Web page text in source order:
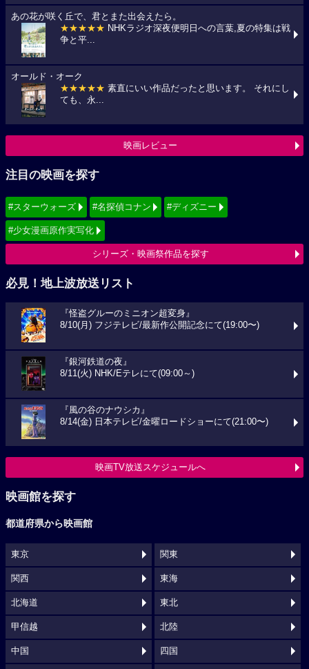
あの花が咲く丘で、君とまた出会えたら。
★★★★★ NHKラジオ深夜便明日への言葉,夏の特集は戦
争と平...
オールド・オーク
★★★★★ 素直にいい作品だったと思います。 それにし
ても、永...
映画レビュー
注目の映画を探す
#スターウォーズ #名探偵コナン #ディズニー
#少女漫画原作実写化
シリーズ・映画祭作品を探す
必見！地上波放送リスト
『怪盗グルーのミニオン超変身』
8/10(月) フジテレビ/最新作公開記念にて(19:00〜)
『銀河鉄道の夜』
8/11(火) NHK/Eテレにて(09:00～)
『風の谷のナウシカ』
8/14(金) 日本テレビ/金曜ロードショーにて(21:00〜)
映画TV放送スケジュールへ
映画館を探す
都道府県から映画館
東京 関東
関西 東海
北海道 東北
甲信越 北陸
中国 四国